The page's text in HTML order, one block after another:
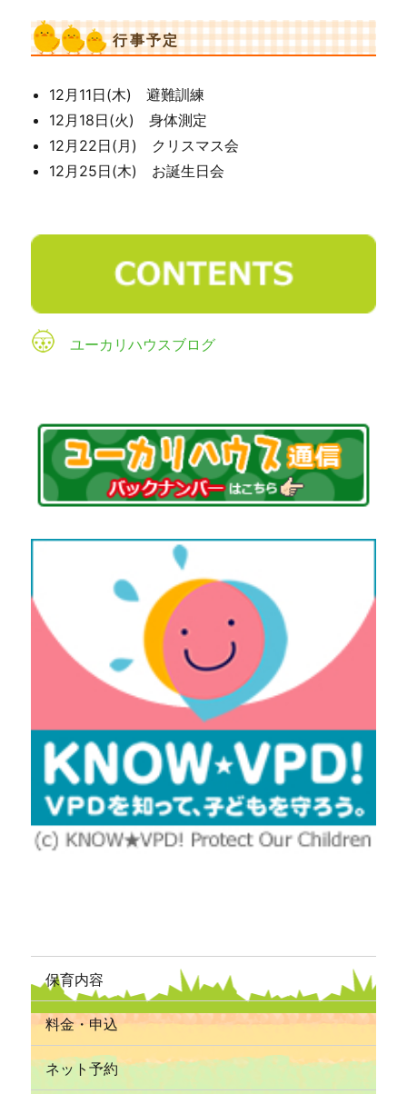
行事予定
12月11日(木) 避難訓練
12月18日(火) 身体測定
12月22日(月) クリスマス会
12月25日(木) お誕生日会
ユーカリハウスブログ
保育内容
料金・申込
ネット予約